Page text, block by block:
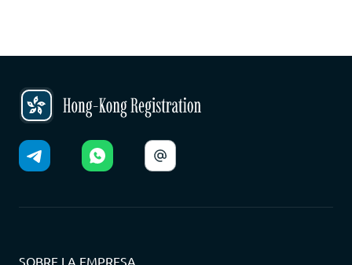
SOBRE LA EMPRESA